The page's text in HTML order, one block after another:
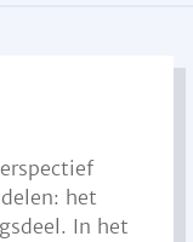
het
In het